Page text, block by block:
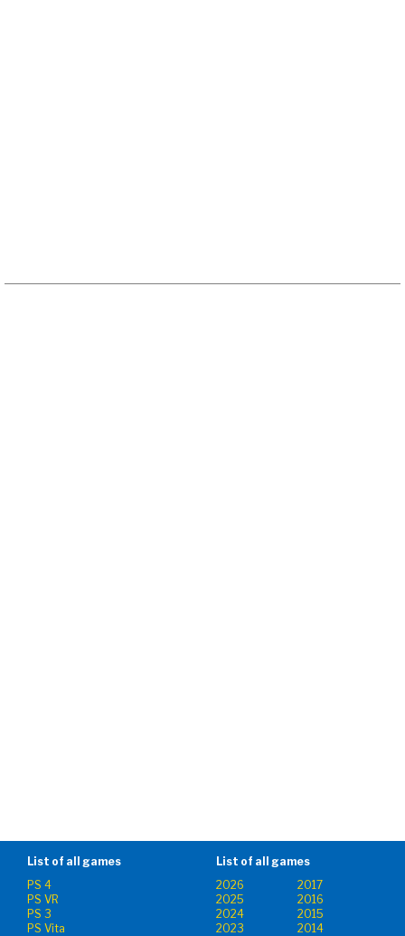
List of all games
PS 4
PS VR
PS 3
PS Vita
List of all games
2026
2017
2025
2016
2024
2015
2023
2014